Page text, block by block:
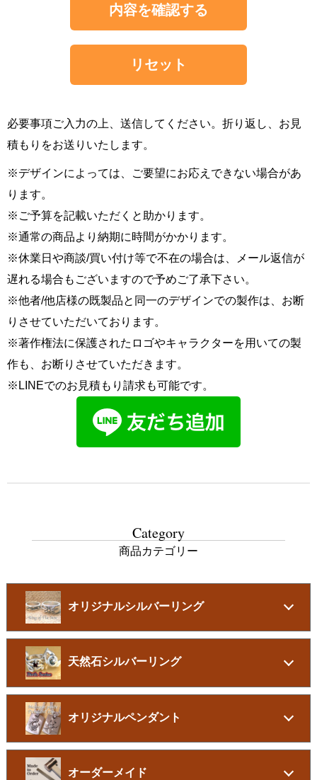
内容を確認する
リセット
必要事項ご入力の上、送信してください。折り返し、お見
積もりをお送りいたします。
※デザインによっては、ご要望にお応えできない場合があ
ります。
※ご予算を記載いただくと助かります。
※通常の商品より納期に時間がかかります。
※休業日や商談/買い付け等で不在の場合は、メール返信が
遅れる場合もございますので予めご了承下さい。
※他者/他店様の既製品と同一のデザインでの製作は、お断
りさせていただいております。
※著作権法に保護されたロゴやキャラクターを用いての製
作も、お断りさせていただきます。
※LINEでのお見積もり請求も可能です。
Category
商品カテゴリー
オリジナルシルバーリング
天然石シルバーリング
オリジナルペンダント
オーダーメイド